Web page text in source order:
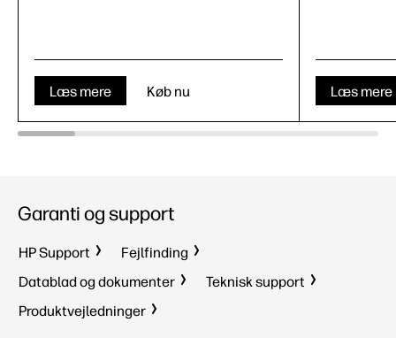
Læs mere Køb nu Læs mere
Garanti og support
HP Support
Fejlfinding
Datablad og dokumenter
Teknisk support
Produktvejledninger